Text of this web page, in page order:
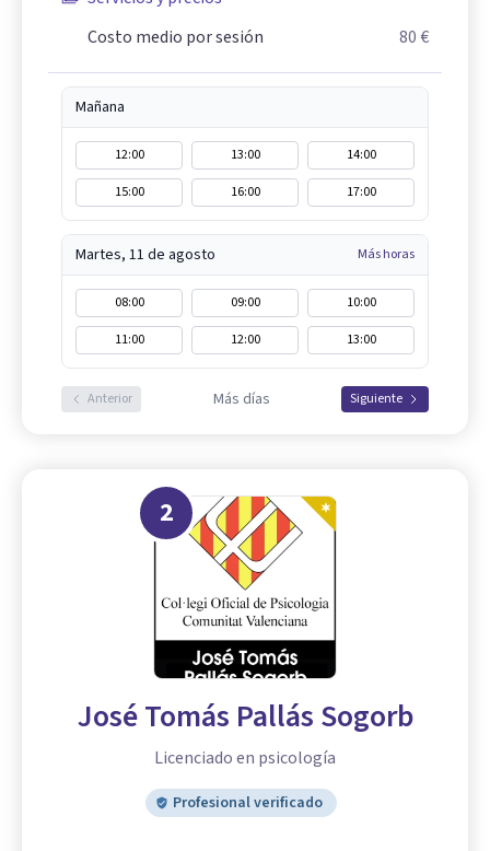
Costo medio por sesión
80 €
Mañana
12:00 13:00
14:00
15:00
16:00 17:00
Martes, 11 de agosto Más horas
08:00 09:00
10:00
11:00
12:00 13:00
Anterior Más días Siguiente
2
José Tomás Pallás Sogorb
Licenciado en psicología
Profesional verificado